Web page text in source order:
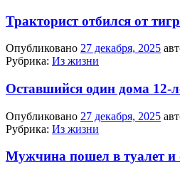
Тракторист отбился от
Опубликовано 27 декабря, 2025
Рубрика: Из жизни
Оставшийся один дома 12-
Опубликовано 27 декабря, 2025
Рубрика: Из жизни
Мужчина пошел в туалет и